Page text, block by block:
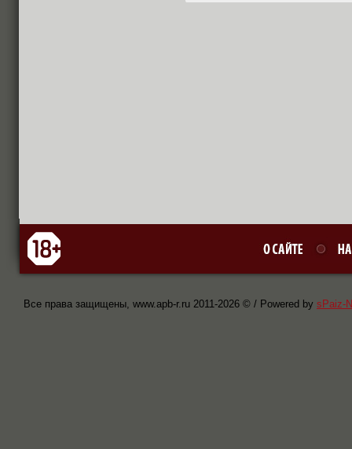
Все права защищены, www.apb-r.ru 2011-2026 © / Powered by sPaiz-